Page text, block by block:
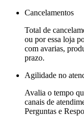
Cancelamentos
Total de
ou por essa loja
com avarias,
prazo.
Agilidade no
Avalia o tempo
canais de
Perguntas e